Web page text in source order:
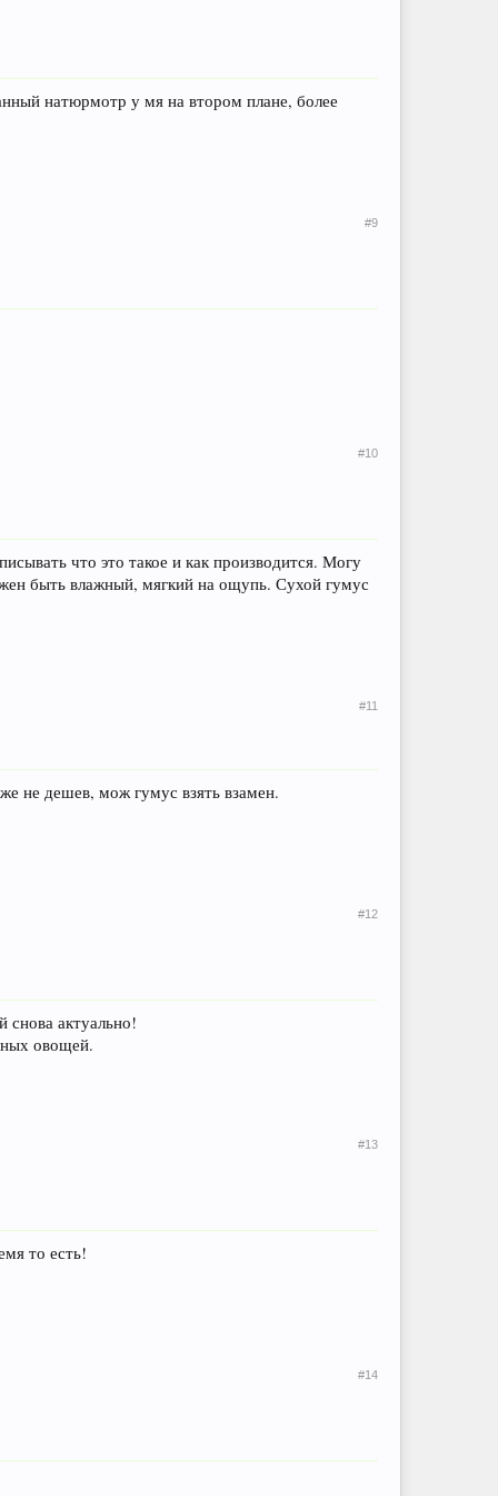
натюрмотр у мя на втором плане, более
#9
#10
что это такое и как производится. Могу
быть влажный, мягкий на ощупь. Сухой гумус
#11
не дешев, мож гумус взять взамен.
#12
актуально!
овощей.
#13
то есть!
#14